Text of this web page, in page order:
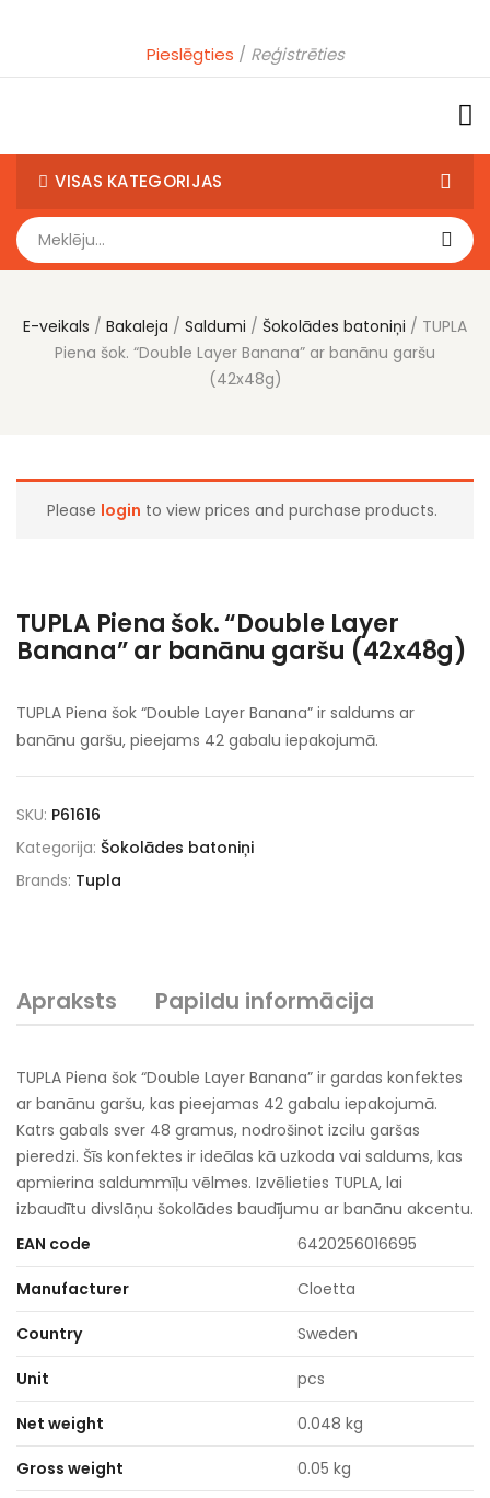
Pieslēgties Reģistrēties
VISAS KATEGORIJAS
E-veikals Bakaleja Saldumi Šokolādes batoniņi
TUPLA
Piena šok. “Double Layer Banana” ar banānu garšu
(42x48g)
Please login to view prices and purchase products.
TUPLA Piena šok. “Double Layer
Banana” ar banānu garšu (42x48g)
TUPLA Piena šok “Double Layer Banana” ir saldums ar
banānu garšu, pieejams 42 gabalu iepakojumā.
SKU: P61616
Kategorija: Šokolādes batoniņi
Brands: Tupla
Apraksts Papildu informācija
TUPLA Piena šok “Double Layer Banana” ir gardas konfektes
ar banānu garšu, kas pieejamas 42 gabalu iepakojumā.
Katrs gabals sver 48 gramus, nodrošinot izcilu garšas
pieredzi. Šīs konfektes ir ideālas kā uzkoda vai saldums, kas
apmierina saldummīļu vēlmes. Izvēlieties TUPLA, lai
izbaudītu divslāņu šokolādes baudījumu ar banānu akcentu.
EAN code
6420256016695
Manufacturer Cloetta
Country Sweden
Unit pcs
Net weight 0.048 kg
Gross weight 0.05 kg